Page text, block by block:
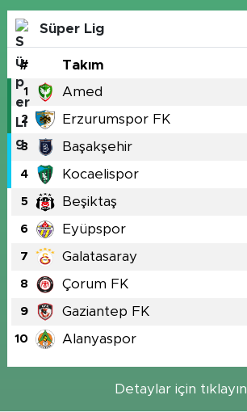
Süper Lig
# Takım
1 Amed
2 Erzurumspor FK
3 Başakşehir
4 Kocaelispor
5 Beşiktaş
6 Eyüpspor
7 Galatasaray
8 Çorum FK
9 Gaziantep FK
10 Alanyaspor
Detaylar için tıklayın